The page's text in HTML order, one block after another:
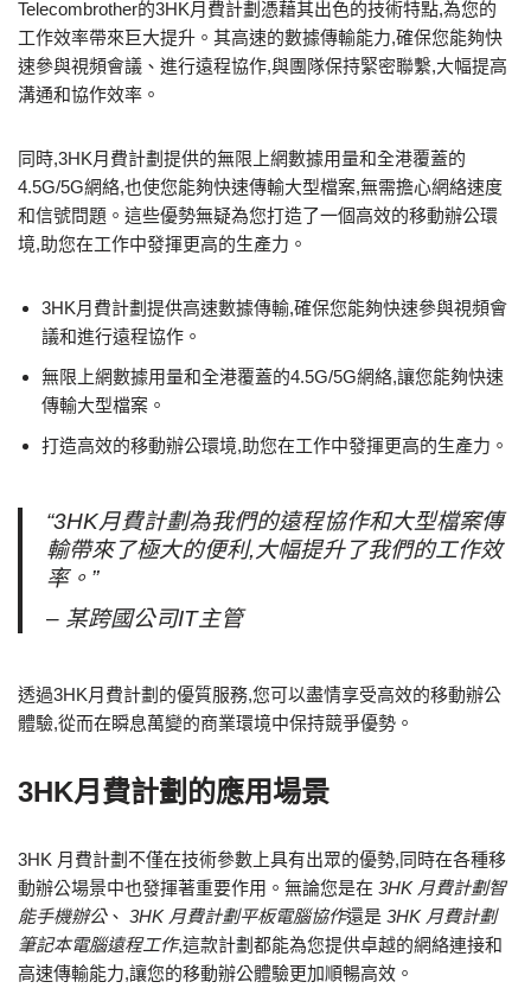
Telecombrother的3HK月費計劃憑藉其出色的技術特點,為您的
工作效率帶來巨大提升。其高速的數據傳輸能力,確保您能夠快
速參與視頻會議、進行遠程協作,與團隊保持緊密聯繫,大幅提高
溝通和協作效率。
同時,3HK月費計劃提供的無限上網數據用量和全港覆蓋的
4.5G/5G網絡,也使您能夠快速傳輸大型檔案,無需擔心網絡速度
和信號問題。這些優勢無疑為您打造了一個高效的移動辦公環
境,助您在工作中發揮更高的生產力。
3HK月費計劃提供高速數據傳輸,確保您能夠快速參與視頻會
議和進行遠程協作。
無限上網數據用量和全港覆蓋的4.5G/5G網絡,讓您能夠快速
傳輸大型檔案。
打造高效的移動辦公環境,助您在工作中發揮更高的生產力。
“3HK月費計劃為我們的遠程協作和大型檔案傳
輸帶來了極大的便利,大幅提升了我們的工作效
率。”
– 某跨國公司IT主管
透過3HK月費計劃的優質服務,您可以盡情享受高效的移動辦公
體驗,從而在瞬息萬變的商業環境中保持競爭優勢。
3HK月費計劃的應用場景
3HK 月費計劃不僅在技術參數上具有出眾的優勢,同時在各種移
動辦公場景中也發揮著重要作用。無論您是在 3HK 月費計劃智
能手機辦公、 3HK 月費計劃平板電腦協作還是 3HK 月費計劃
筆記本電腦遠程工作,這款計劃都能為您提供卓越的網絡連接和
高速傳輸能力,讓您的移動辦公體驗更加順暢高效。